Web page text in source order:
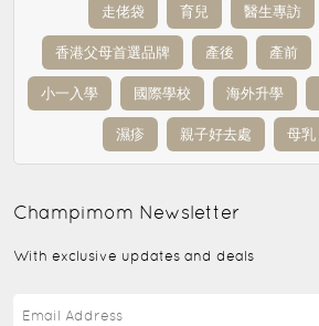
走佬袋 育兒 醫生專訪
香港父母首選品牌 產後 產前
小一入學 國際學校 海外升學
濕疹 親子好去處 母乳
Champimom Newsletter
With exclusive updates and deals